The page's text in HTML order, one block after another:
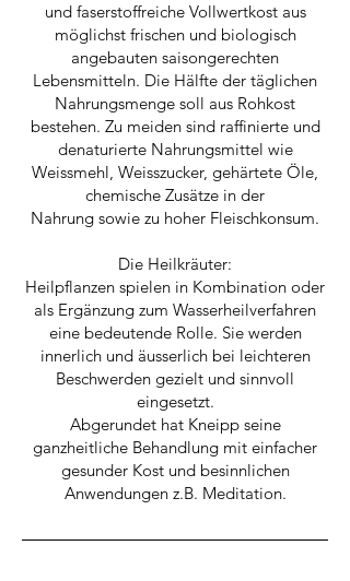
und faserstoffreiche Vollwertkost aus
möglichst frischen und biologisch
angebauten saisongerechten
Lebensmitteln. Die Hälfte der täglichen
Nahrungsmenge soll aus Rohkost
bestehen. Zu meiden sind raffinierte und
denaturierte Nahrungsmittel wie
Weissmehl, Weisszucker, gehärtete Öle,
chemische Zusätze in der
Nahrung sowie zu hoher Fleischkonsum.
Die Heilkräuter:
Heilpflanzen spielen in Kombination oder
als Ergänzung zum Wasserheilverfahren
eine bedeutende Rolle. Sie werden
innerlich und äusserlich bei leichteren
Beschwerden gezielt und sinnvoll
eingesetzt.
Abgerundet hat Kneipp seine
ganzheitliche Behandlung mit einfacher
gesunder Kost und besinnlichen
Anwendungen z.B. Meditation.